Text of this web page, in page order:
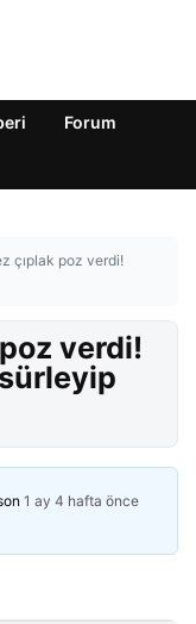
Forum
çıplak poz verdi!
verdi!
1 ay 4 hafta önce